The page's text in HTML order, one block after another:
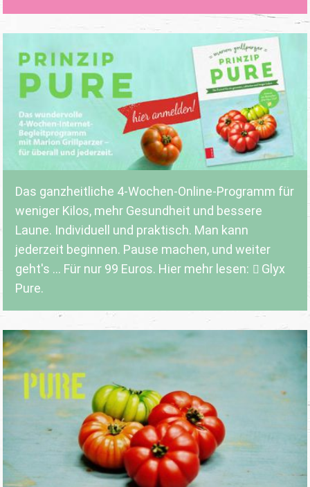
Das ganzheitliche 4-Wochen-Online-Programm für
weniger Kilos, mehr Gesundheit und bessere
Laune. Individuell und praktisch. Man kann
jederzeit beginnen. Pause machen, und weiter
geht's ... Für nur 99 Euros. Hier mehr lesen:
Glyx
Pure.